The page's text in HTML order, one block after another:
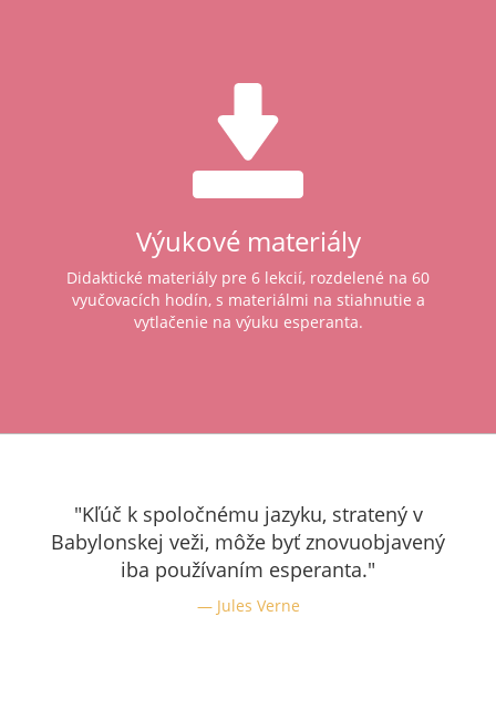
Výukové materiály
Didaktické materiály pre 6 lekcií, rozdelené na 60
vyučovacích hodín, s materiálmi na stiahnutie a
vytlačenie na výuku esperanta.
"Kľúč k spoločnému jazyku, stratený v
Babylonskej veži, môže byť znovuobjavený
iba používaním esperanta."
Jules Verne